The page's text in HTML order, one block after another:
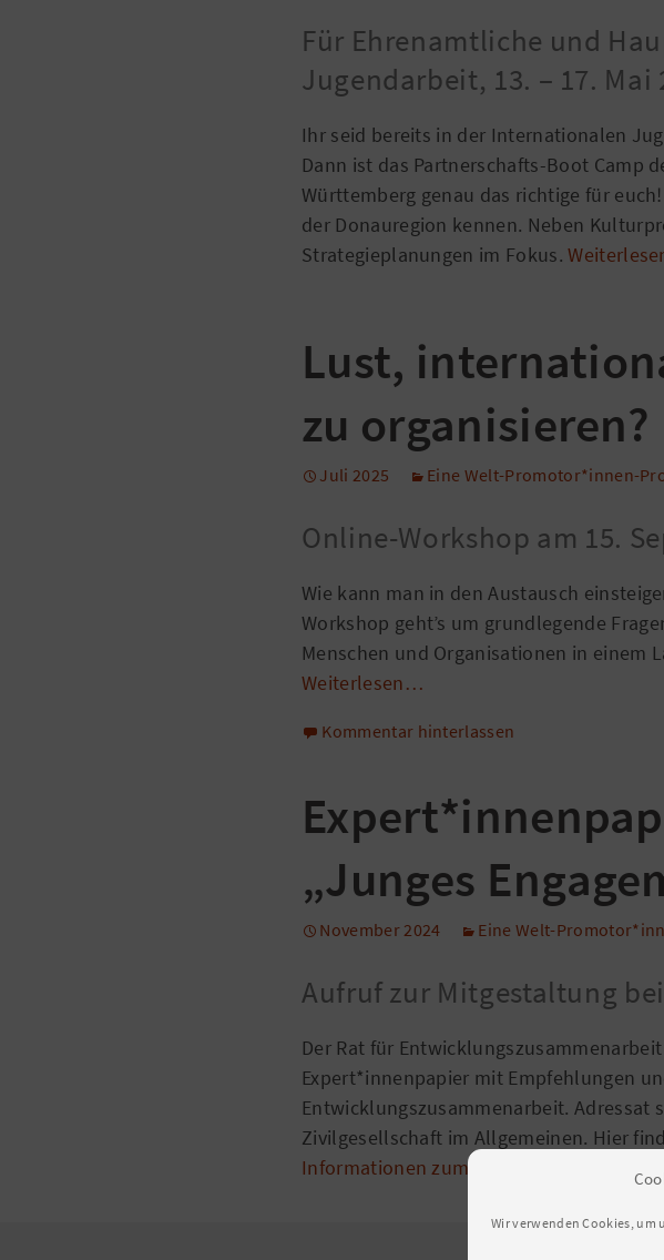
Wir verwenden Cookies, um
Für Ehrenamtliche und
Jugendarbeit, 13. – 17.
Ihr seid bereits in der Internationalen
Dann ist das Partnerschafts-Boot Camp
Württemberg genau das richtige für
der Donauregion kennen. Neben
Strategieplanungen im Fokus.
Lust,
zu organisieren?
Juli 2025 Eine Welt-Promotor*innen-
Online-Workshop am 15.
Wie kann man in den Austausch
Workshop geht’s um grundlegende
Menschen und Organisationen in einem
Weiterlesen…
Kommentar hinterlassen
„Junges
November 2024 Eine Welt-
Aufruf zur Mitgestaltung
Der Rat für
Expert*innenpapier mit Empfehlungen
Entwicklungszusammenarbeit. Adressat
Zivilgesellschaft im Allgemeinen. Hier
Informationen zum REZ
Weiterlesen…